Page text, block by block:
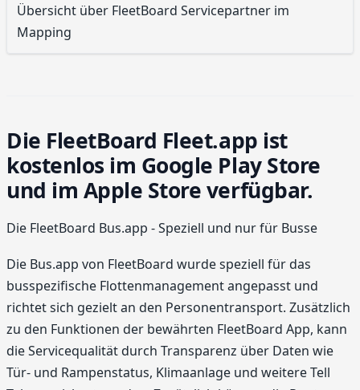
Übersicht über FleetBoard Servicepartner im
Mapping
Die FleetBoard Fleet.app ist
kostenlos im Google Play Store
und im Apple Store verfügbar.
Die FleetBoard Bus.app - Speziell und nur für Busse
Die Bus.app von FleetBoard wurde speziell für das
busspezifische Flotten­management angepasst und
richtet sich gezielt an den Personentransport. Zusätzlich
zu den Funktionen der bewährten FleetBoard App, kann
die Servicequalität durch Transparenz über Daten wie
Tür- und Rampenstatus, Klimaanlage und weitere Tell